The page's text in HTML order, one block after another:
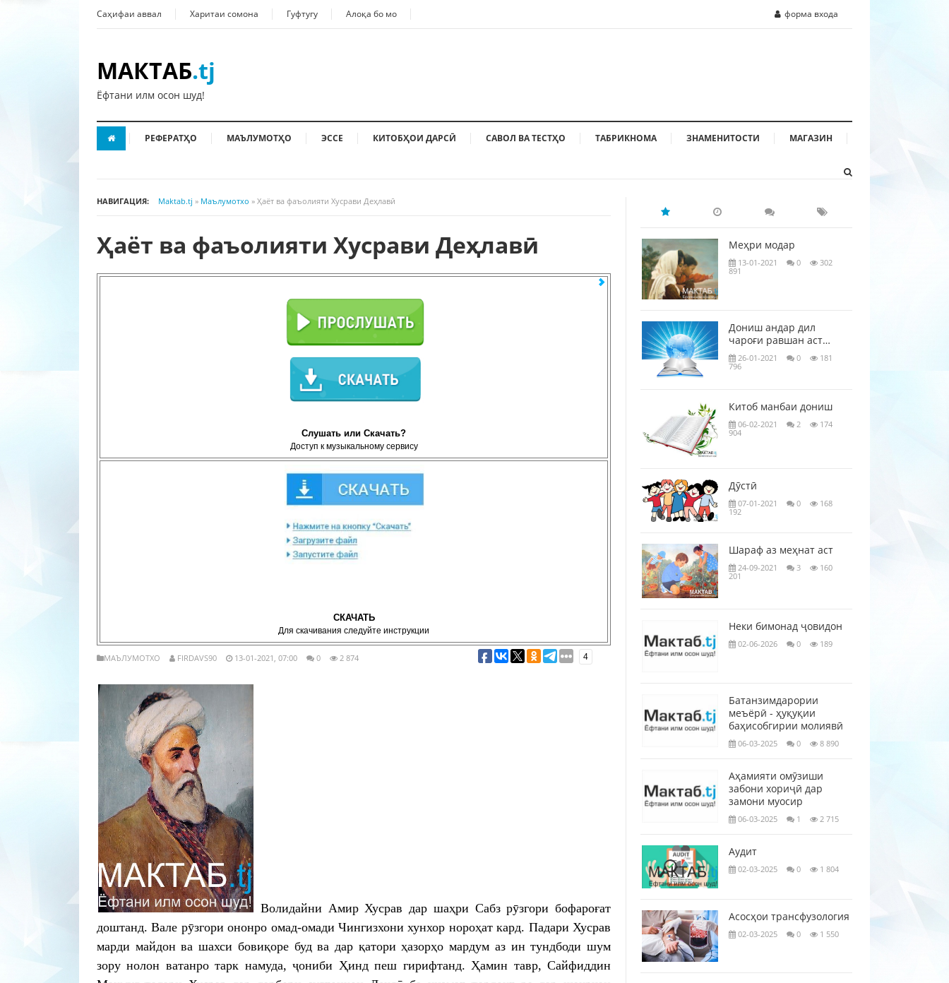
Саҳифаи аввал Харитаи сомона Гуфтугу Алоқа бо мо форма входа
МАКТАБ.tj
Ёфтани илм осон шуд!
РЕФЕРАТҲО МАЪЛУМОТҲО ЭССЕ КИТОБҲОИ ДАРСӢ САВОЛ ВА ТЕСТҲО ТАБРИКНОМА ЗНАМЕНИТОСТИ МАГАЗИН
НАВИГАЦИЯ: Maktab.tj » Маълумотхо » Ҳаёт ва фаъолияти Хусрави Деҳлавӣ
Ҳаёт ва фаъолияти Хусрави Деҳлавӣ
Слушать или Скачать?
Доступ к музыкальному сервису
СКАЧАТЬ
Для скачивания следуйте инструкции
МАЪЛУМОТХО FIRDAVS90 13-01-2021, 07:00 0 2 874 4
Волидайни Амир Хусрав дар шаҳри Сабз рӯзгори бофароғат
доштанд.Вале рӯзгори ононро омад-омади Чингизхони хунхор нороҳат кард. Падари Хусрав
марди майдон ва шахси бовиқоре буд ва дар қатори ҳазорҳо мардум аз ин тундбоди шум
зору нолон ватанро тарк намуда, ҷониби Ҳинд пеш гирифтанд. Ҳамин тавр, Сайфиддин
Меҳри модар
13-01-2021 0
302
891
Дониш андар дил
чароғи равшан аст…
26-01-2021 0
181
796
Китоб манбаи дониш
06-02-2021 2
174
904
Дӯстӣ
07-01-2021 0
168
192
Шараф аз меҳнат аст
24-09-2021 3
160
201
Неки бимонад ҷовидон
02-06-2026 0 189
Батанзимдарории
меъёрӣ - ҳуқуқии
баҳисобгирии молиявӣ
06-03-2025 0 8 890
Аҳамияти омӯзиши
забони хориҷӣ дар
замони муосир
06-03-2025 1 2 715
Аудит
02-03-2025 0 1 804
Асосҳои трансфузология
02-03-2025 0 1 550